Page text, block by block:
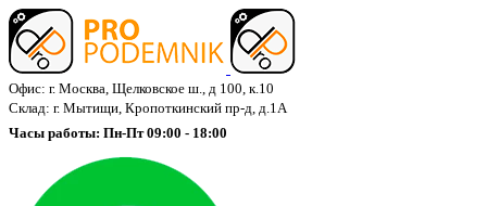
Офис: г. Москва, Щелковское ш., д 100, к.10
Склад: г. Мытищи, Кропоткинский пр-д, д.1А
Часы работы: Пн-Пт 09:00 - 18:00